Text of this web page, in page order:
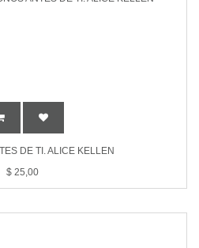
DE TI. ALICE KELLEN
$ 25,00